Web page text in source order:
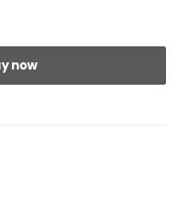
now